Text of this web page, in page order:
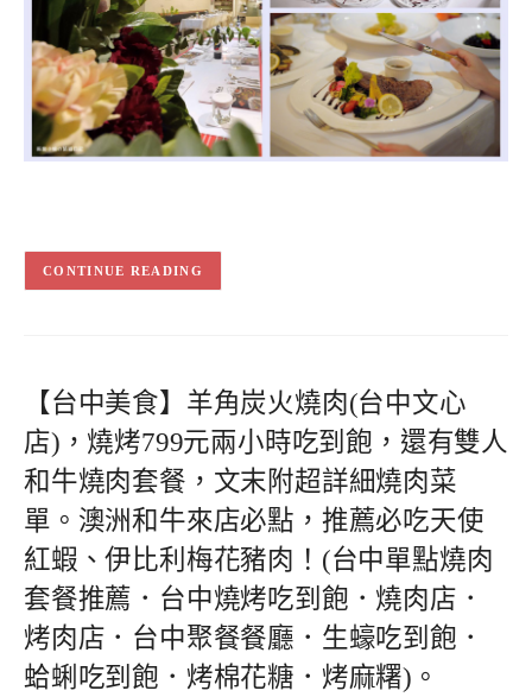
CONTINUE READING
【台中美食】羊角炭火燒肉(台中文心
店)，燒烤799元兩小時吃到飽，還有雙人
和牛燒肉套餐，文末附超詳細燒肉菜
單。澳洲和牛來店必點，推薦必吃天使
紅蝦、伊比利梅花豬肉！(台中單點燒肉
套餐推薦．台中燒烤吃到飽．燒肉店．
烤肉店．台中聚餐餐廳．生蠔吃到飽．
蛤蜊吃到飽．烤棉花糖．烤麻糬)。